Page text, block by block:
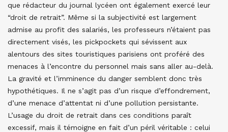
que rédacteur du journal lycéen ont également exercé leur
“droit de retrait”. Même si la subjectivité est largement
admise au profit des salariés, les professeurs n’étaient pas
directement visés, les pickpockets qui sévissent aux
alentours des sites touristiques parisiens ont proféré des
menaces à l’encontre du personnel mais sans aller au-delà.
La gravité et l’imminence du danger semblent donc très
hypothétiques. Il ne s’agit pas d’un risque d’effondrement,
d’une menace d’attentat ni d’une pollution persistante.
L’usage du droit de retrait dans ces conditions paraît
excessif, mais il témoigne en fait d’un péril véritable : celui